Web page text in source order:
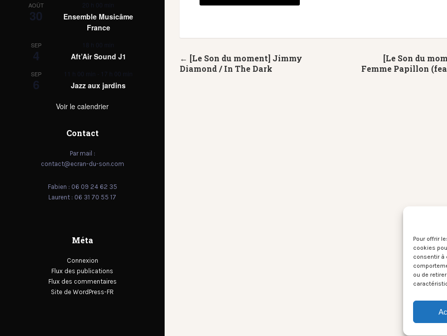
Pour offrir
cookies
consentir à
ou de
AOÛT
30
20 h 00 min
Ensemble Musicâme
France
SEP
4
18 h 00 min
Aft’Air Sound J1
SEP
6
11 h 00 min - 17 h 00 min
Jazz aux jardins
Voir le calendrier
Contact
Par mail :
contact@ecran-du-son.com
Fabien : 06 09 24 62 35
Laurent : 06 31 70 55 17
Méta
Connexion
Flux des publications
Flux des commentaires
Site de WordPress-FR
[Le Son du
Femme Papillon
← [Le Son du moment] Jimmy
Diamond / In The Dark